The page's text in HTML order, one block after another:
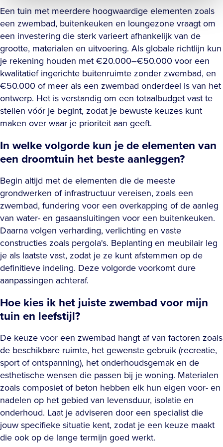
Een tuin met meerdere hoogwaardige elementen zoals
een zwembad, buitenkeuken en loungezone vraagt om
een investering die sterk varieert afhankelijk van de
grootte, materialen en uitvoering. Als globale richtlijn kun
je rekening houden met €20.000–€50.000 voor een
kwalitatief ingerichte buitenruimte zonder zwembad, en
€50.000 of meer als een zwembad onderdeel is van het
ontwerp. Het is verstandig om een totaalbudget vast te
stellen vóór je begint, zodat je bewuste keuzes kunt
maken over waar je prioriteit aan geeft.
In welke volgorde kun je de elementen van
een droomtuin het beste aanleggen?
Begin altijd met de elementen die de meeste
grondwerken of infrastructuur vereisen, zoals een
zwembad, fundering voor een overkapping of de aanleg
van water- en gasaansluitingen voor een buitenkeuken.
Daarna volgen verharding, verlichting en vaste
constructies zoals pergola's. Beplanting en meubilair leg
je als laatste vast, zodat je ze kunt afstemmen op de
definitieve indeling. Deze volgorde voorkomt dure
aanpassingen achteraf.
Hoe kies ik het juiste zwembad voor mijn
tuin en leefstijl?
De keuze voor een zwembad hangt af van factoren zoals
de beschikbare ruimte, het gewenste gebruik (recreatie,
sport of ontspanning), het onderhoudsgemak en de
esthetische wensen die passen bij je woning. Materialen
zoals composiet of beton hebben elk hun eigen voor- en
nadelen op het gebied van levensduur, isolatie en
onderhoud. Laat je adviseren door een specialist die
jouw specifieke situatie kent, zodat je een keuze maakt
die ook op de lange termijn goed werkt.